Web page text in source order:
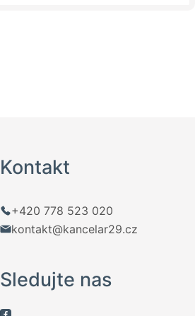
Kontakt
+420 778 523 020
kontakt@kancelar29.cz
Sledujte nas